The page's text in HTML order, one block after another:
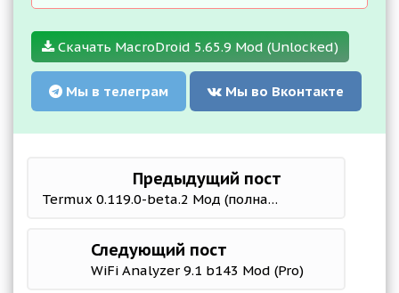
Скачать MacroDroid 5.65.9 Mod (Unlocked)
Мы в телеграм Мы во Вконтакте
Предыдущий пост
Termux 0.119.0-beta.2 Мод (полная версия)
Следующий пост
WiFi Analyzer 9.1 b143 Mod (Pro)